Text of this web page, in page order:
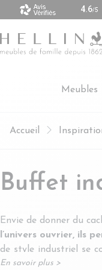
sont made in Europe
Meubles
Accueil
Buffet
Envie de donner du
l’univers ouvrier, ils
de style industriel se
choisir son bahut ?
En savoir plus >